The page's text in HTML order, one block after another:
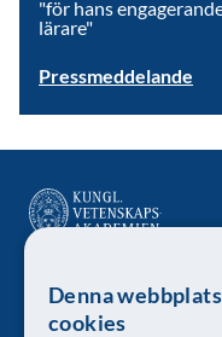
"för hans
lärare"
Pressmeddelande
Kungl.
Denna
cookies